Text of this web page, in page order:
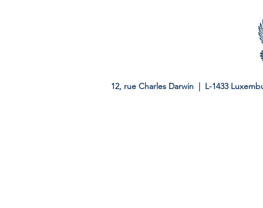
12, rue Charles Darwin | L-1433